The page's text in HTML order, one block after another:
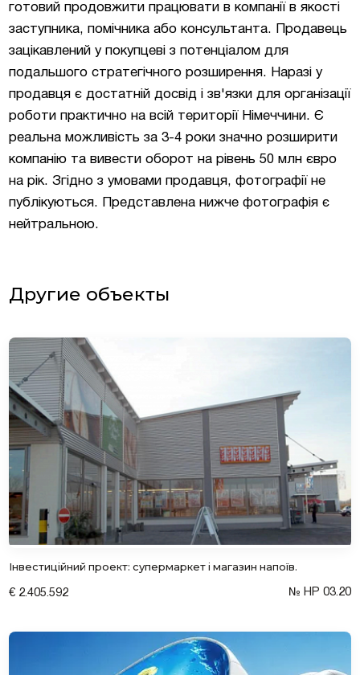
готовий продовжити працювати в компанії в якості
заступника, помічника або консультанта. Продавець
зацікавлений у покупцеві з потенціалом для
подальшого стратегічного розширення. Наразі у
продавця є достатній досвід і зв'язки для організації
роботи практично на всій території Німеччини. Є
реальна можливість за 3-4 роки значно розширити
компанію та вивести оборот на рівень 50 млн євро
на рік. Згідно з умовами продавця, фотографії не
публікуються. Представлена нижче фотографія є
нейтральною.
Другие объекты
Інвестиційний проект: супермаркет і магазин напоїв.
€ 2.405.592 № HP 03.20